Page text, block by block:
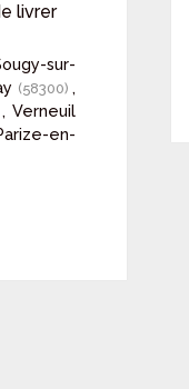
livrer
sur-
(58300),
, Verneuil
en-